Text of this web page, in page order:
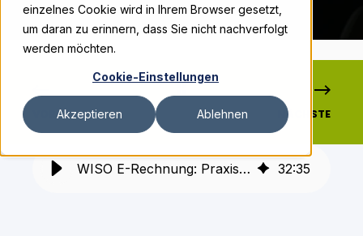
einzelnes Cookie wird in Ihrem Browser gesetzt,
um daran zu erinnern, dass Sie nicht nachverfolgt
werden möchten.
Cookie-Einstellungen
Akzeptieren Ablehnen
VORHERIGE NÄCHSTE
WISO E-Rechnung: Praxisleitfaden für XRechnung & ZUGFeRD 32:35